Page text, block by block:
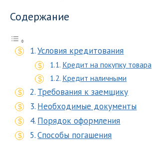
Содержание
Условия кредитования
Кредит на покупку товара
Кредит наличными
Требования к заемщику
Необходимые документы
Порядок оформления
Способы погашения